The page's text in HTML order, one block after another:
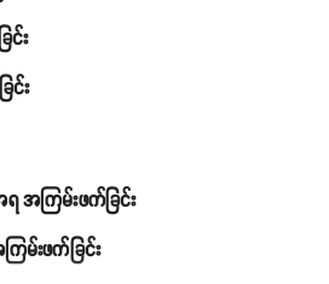
င်း
င်း
အကြမ်းဖက်ခြင်း
မ်းဖက်ခြင်း